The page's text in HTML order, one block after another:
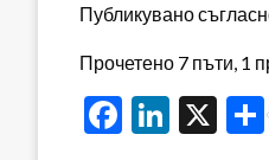
Публикувано
Прочетено 7 пъти, 1
X